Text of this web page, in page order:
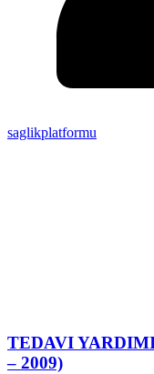
saglikplatformu
TEDAVI
– 2009)